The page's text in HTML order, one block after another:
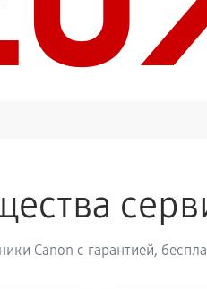
Canon с гарантией,